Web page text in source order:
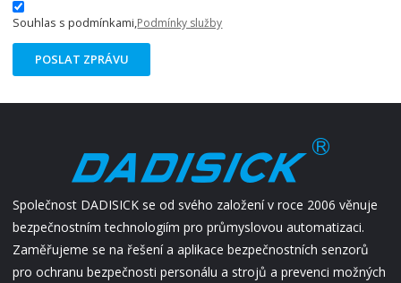
Souhlas s podmínkami,Podmínky služby
POSLAT ZPRÁVU
Společnost DADISICK se od svého založení v roce 2006 věnuje
bezpečnostním technologiím pro průmyslovou automatizaci.
Zaměřujeme se na řešení a aplikace bezpečnostních senzorů
pro ochranu bezpečnosti personálu a strojů a prevenci možných